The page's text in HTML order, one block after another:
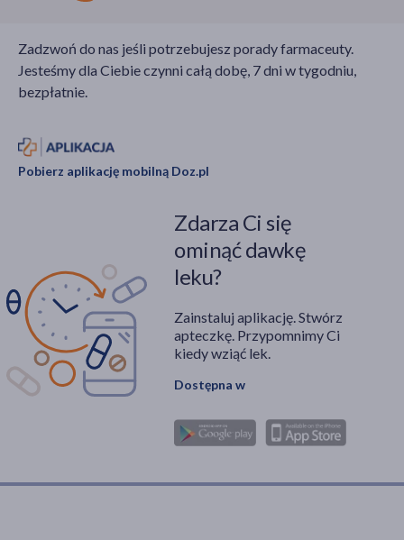
w regionie, niska
odporność populacji i
intensywne powiązania
wymagają wzmożonej
czujności oraz działań
Zadzwoń do nas jeśli potrzebujesz porady farmaceuty.
Jesteśmy dla Ciebie czynni całą dobę, 7 dni w tygodniu,
bezpłatnie.
Pobierz aplikację mobilną Doz.pl
Zdarza Ci się
ominąć dawkę
leku?
Zainstaluj aplikację. Stwórz
apteczkę. Przypomnimy Ci
kiedy wziąć lek.
Dostępna w